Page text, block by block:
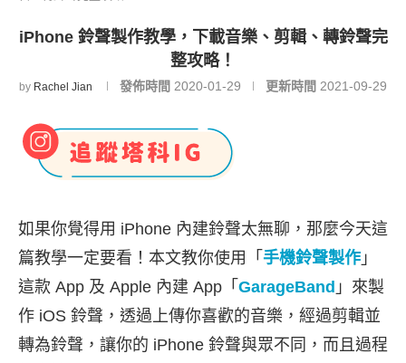
iPhone 鈴聲製作教學，下載音樂、剪輯、轉鈴聲完
整攻略！
by Rachel Jian 發佈時間 2020-01-29 更新時間 2021-09-29
如果你覺得用 iPhone 內建鈴聲太無聊，那麼今天這
篇教學一定要看！本文教你使用「 手機鈴聲製作 」
這款 App 及 Apple 內建 App「 GarageBand 」來製
作 iOS 鈴聲，透過上傳你喜歡的音樂，經過剪輯並
轉為鈴聲，讓你的 iPhone 鈴聲與眾不同，而且過程